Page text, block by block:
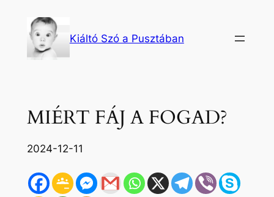
tartalomhoz
Kiáltó Szó a Pusztában
MIÉRT FÁJ A FOGAD?
2024-12-11